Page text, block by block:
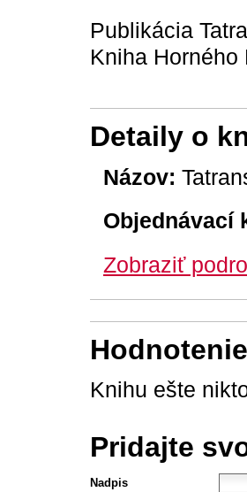
Publikácia
Kniha
Detaily o
Názov:
Objednávací
Zobraziť
Knihu ešte
Pridajte
Nadpis